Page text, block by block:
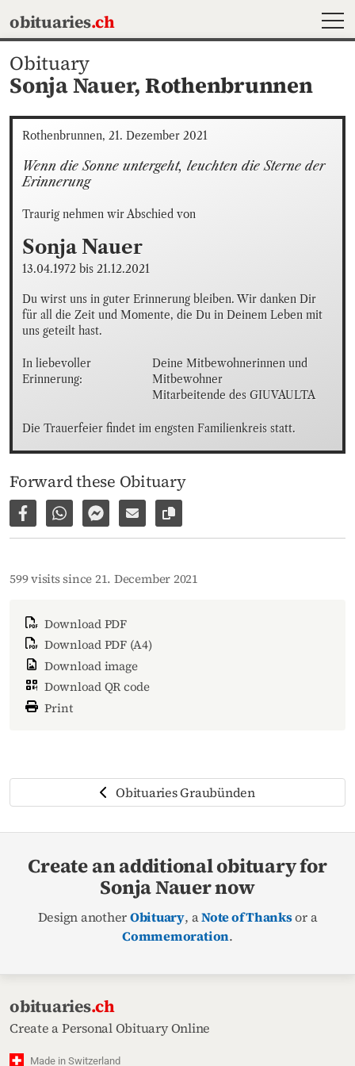
obituaries.ch
Obituary
Sonja Nauer,Rothenbrunnen
Rothenbrunnen, 21. Dezember 2021
Wenn die Sonne untergeht, leuchten die Sterne der
Erinnerung
Traurig nehmen wir Abschied von
Sonja Nauer
13.04.1972 bis 21.12.2021
Du wirst uns in guter Erinnerung bleiben. Wir danken Dir
für all die Zeit und Momente, die Du in Deinem Leben mit
uns geteilt hast.
In liebevoller
Erinnerung:
Deine Mitbewohnerinnen und
Mitbewohner
Mitarbeitende des GIUVAULTA
Die Trauerfeier findet im engsten Familienkreis statt.
Forward these Obituary
Share on Facebook
Share via WhatsApp
Share via Facebook Messenger
Share via E-Mail
Copy link to page
599 visits since 21. December 2021
Download PDF
Download PDF (A4)
Download image
Download QR code
Print
Obituaries Graubünden
Create an additional obituary for
Sonja Nauer now
Design anotherObituary, aNote of Thanksor a
Commemoration.
obituaries.ch
Create a Personal Obituary Online
Made in Switzerland